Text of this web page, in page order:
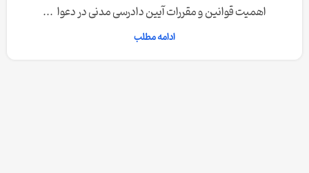
اهمیت قوانین و مقررات آیین دادرسی مدنی در دعوا ...
ادامه مطلب